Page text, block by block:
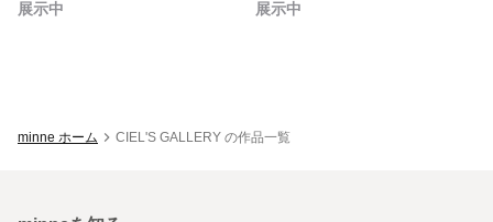
展示中 展示中
minne ホーム CIEL'S GALLERY の作品一覧